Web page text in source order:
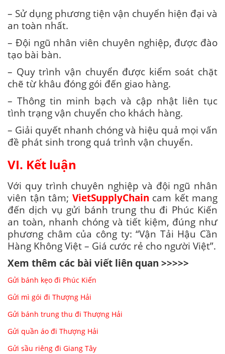
– Sử dụng phương tiện vận chuyển hiện đại và
an toàn nhất.
– Đội ngũ nhân viên chuyên nghiệp, được đào
tạo bài bàn.
– Quy trình vận chuyển được kiểm soát chặt
chẽ từ khâu đóng gói đến giao hàng.
– Thông tin minh bạch và cập nhật liên tục
tình trạng vận chuyển cho khách hàng.
– Giải quyết nhanh chóng và hiệu quả mọi vấn
đề phát sinh trong quá trình vận chuyển.
VI. Kết luận
Với quy trình chuyên nghiệp và đội ngũ nhân
viên tận tâm; VietSupplyChain cam kết mang
đến dịch vụ gửi bánh trung thu đi Phúc Kiến
an toàn, nhanh chóng và tiết kiệm, đúng như
phương châm của công ty: “Vận Tải Hậu Cần
Hàng Không Việt – Giá cước rẻ cho người Việt”.
Xem thêm các bài viết liên quan >>>>>
Gửi bánh kẹo đi Phúc Kiến
Gửi mì gói đi Thượng Hải
Gửi bánh trung thu đi Thượng Hải
Gửi quần áo đi Thượng Hải
Gửi sầu riêng đi Giang Tây